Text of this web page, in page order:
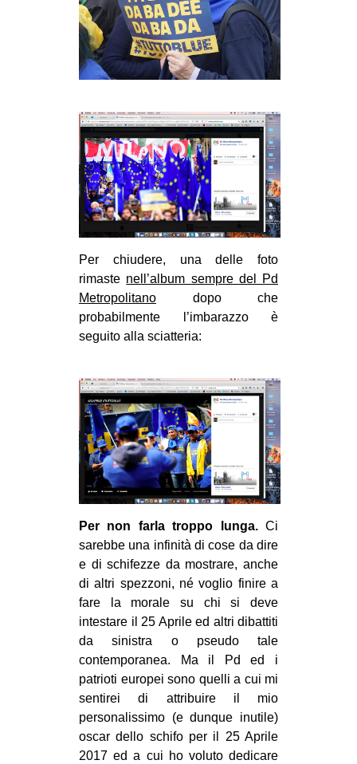
Per chiudere, una delle foto
rimaste nell’album sempre del Pd
Metropolitano dopo che
probabilmente l’imbarazzo è
seguito alla sciatteria:
Per non farla troppo lunga.Ci
sarebbe una infinità di cose da dire
e di schifezze da mostrare, anche
di altri spezzoni, né voglio finire a
fare la morale su chi si deve
intestare il 25 Aprile ed altri dibattiti
da sinistra o pseudo tale
contemporanea. Ma il Pd ed i
patrioti europei sono quelli a cui mi
sentirei di attribuire il mio
personalissimo (e dunque inutile)
oscar dello schifo per il 25 Aprile
2017 ed a cui ho voluto dedicare